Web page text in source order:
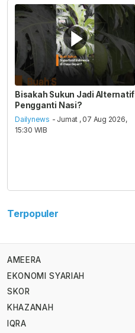
Bisakah Sukun Jadi Alternatif
Pengganti Nasi?
Dailynews - Jumat , 07 Aug 2026,
15:30 WIB
Terpopuler
AMEERA
EKONOMI SYARIAH
SKOR
KHAZANAH
IQRA